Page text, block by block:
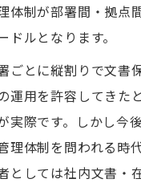
体制が部署間・拠点
ドルとなります。
ごとに縦割りで文書
運用を許容してきた
実際です。しかし今
理体制を問われる時
としては社内文書・